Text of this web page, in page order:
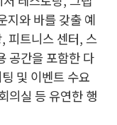
와 바를 갖출 예
피트니스 센터, 스
공간을 포함한 다
및 이벤트 수요
의실 등 유연한 행